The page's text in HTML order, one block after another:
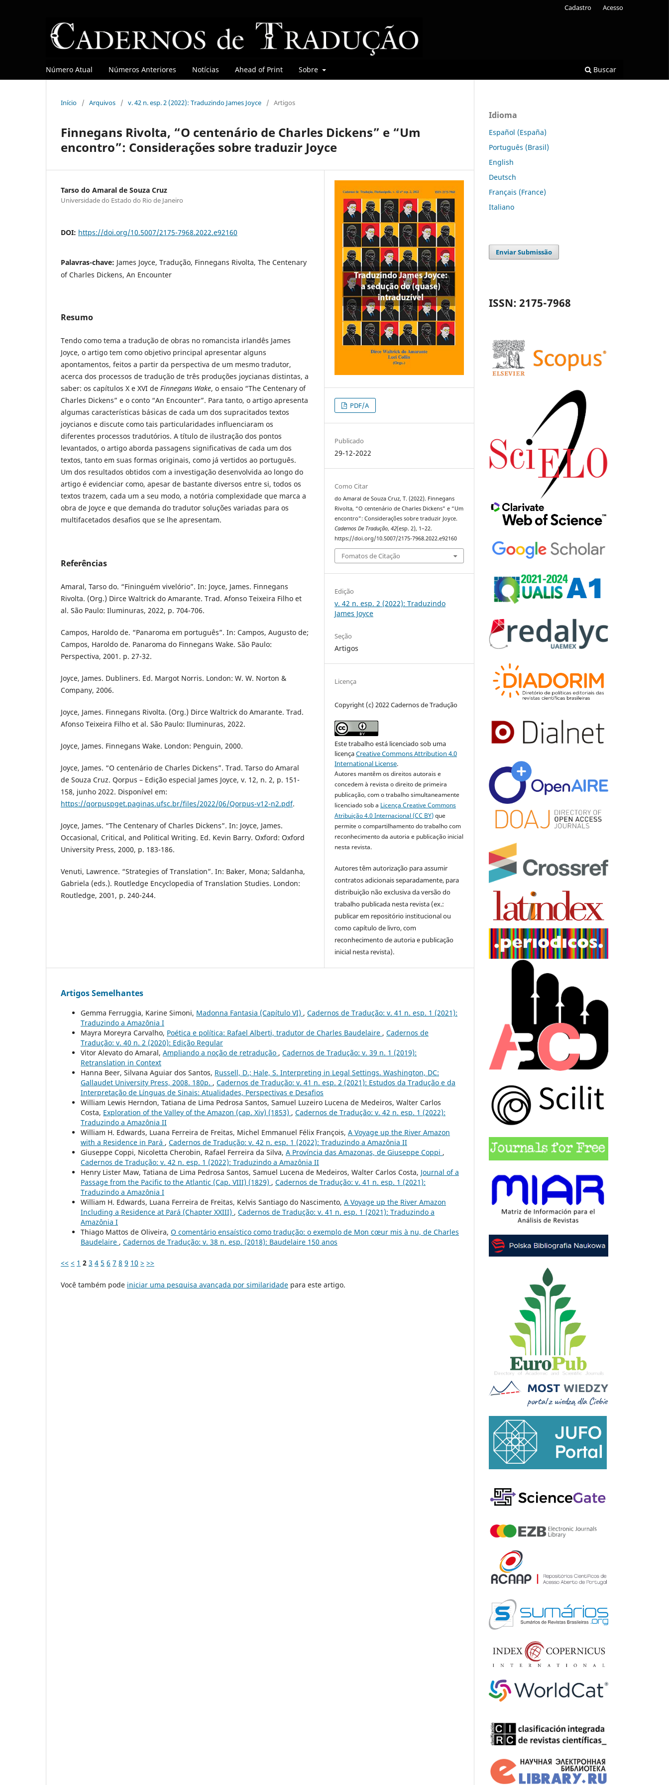
Número Atual Números Anteriores Notícias Ahead of Print Sobre Buscar
Cadastro Acesso
Início / Arquivos / v. 42 n. esp. 2 (2022): Traduzindo James Joyce / Artigos
Finnegans Rivolta, “O centenário de Charles Dickens” e “Um
encontro”: Considerações sobre traduzir Joyce
Tarso do Amaral de Souza Cruz
Universidade do Estado do Rio de Janeiro
DOI: https://doi.org/10.5007/2175-7968.2022.e92160
Palavras-chave: James Joyce, Tradução, Finnegans Rivolta, The Centenary
of Charles Dickens, An Encounter
Resumo
Tendo como tema a tradução de obras no romancista irlandês James
Joyce, o artigo tem como objetivo principal apresentar alguns
apontamentos, feitos a partir da perspectiva de um mesmo tradutor,
acerca dos processos de tradução de três produções joycianas distintas, a
saber: os capítulos X e XVI de Finnegans Wake, o ensaio “The Centenary of
Charles Dickens” e o conto “An Encounter”. Para tanto, o artigo apresenta
algumas características básicas de cada um dos supracitados textos
joycianos e discute como tais particularidades influenciaram os
diferentes processos tradutórios. A título de ilustração dos pontos
levantados, o artigo aborda passagens significativas de cada um dos
textos, tanto em suas formas originais, como já vertidos ao português.
Um dos resultados obtidos com a investigação desenvolvida ao longo do
artigo é evidenciar como, apesar de bastante diversos entre si, todos os
textos trazem, cada um a seu modo, a notória complexidade que marca a
obra de Joyce e que demanda do tradutor soluções variadas para os
multifacetados desafios que se lhe apresentam.
Referências
Amaral, Tarso do. “Fininguém vivelório”. In: Joyce, James. Finnegans
Rivolta. (Org.) Dirce Waltrick do Amarante. Trad. Afonso Teixeira Filho et
al. São Paulo: Iluminuras, 2022, p. 704-706.
Campos, Haroldo de. “Panaroma em português”. In: Campos, Augusto de;
Campos, Haroldo de. Panaroma do Finnegans Wake. São Paulo:
Perspectiva, 2001. p. 27-32.
Joyce, James. Dubliners. Ed. Margot Norris. London: W. W. Norton &
Company, 2006.
Joyce, James. Finnegans Rivolta. (Org.) Dirce Waltrick do Amarante. Trad.
Afonso Teixeira Filho et al. São Paulo: Iluminuras, 2022.
Joyce, James. Finnegans Wake. London: Penguin, 2000.
Joyce, James. “O centenário de Charles Dickens”. Trad. Tarso do Amaral
de Souza Cruz. Qorpus – Edição especial James Joyce, v. 12, n. 2, p. 151-
158, junho 2022. Disponível em:
https://qorpuspget.paginas.ufsc.br/files/2022/06/Qorpus-v12-n2.pdf.
Joyce, James. “The Centenary of Charles Dickens”. In: Joyce, James.
Occasional, Critical, and Political Writing. Ed. Kevin Barry. Oxford: Oxford
University Press, 2000, p. 183-186.
Venuti, Lawrence. “Strategies of Translation”. In: Baker, Mona; Saldanha,
Gabriela (eds.). Routledge Encyclopedia of Translation Studies. London:
Routledge, 2001, p. 240-244.
PDF/A
Publicado
29-12-2022
Como Citar
do Amaral de Souza Cruz, T. (2022). Finnegans
Rivolta, “O centenário de Charles Dickens” e “Um
encontro”: Considerações sobre traduzir Joyce.
Cadernos De Tradução,42(esp. 2), 1–22.
https://doi.org/10.5007/2175-7968.2022.e92160
Fomatos de Citação
Edição
v. 42 n. esp. 2 (2022): Traduzindo
James Joyce
Seção
Artigos
Licença
Copyright (c) 2022 Cadernos de Tradução
Este trabalho está licenciado sob uma
licençaCreative Commons Attribution 4.0
International License.
Autores mantêm os direitos autorais e
concedem à revista o direito de primeira
publicação, com o trabalho simultaneamente
licenciado sob a Licença Creative Commons
Atribuição 4.0 Internacional (CC BY)que
permite o compartilhamento do trabalho com
reconhecimento da autoria e publicação inicial
nesta revista.
Autores têm autorização para assumir
contratos adicionais separadamente, para
distribuição não exclusiva da versão do
trabalho publicada nesta revista (ex.:
publicar em repositório institucional ou
como capítulo de livro, com
reconhecimento de autoria e publicação
inicial nesta revista).
Artigos Semelhantes
Gemma Ferruggia, Karine Simoni, Madonna Fantasia (Capítulo VI) , Cadernos de Tradução: v. 41 n. esp. 1 (2021):
Traduzindo a Amazônia I
Mayra Moreyra Carvalho, Poética e política: Rafael Alberti, tradutor de Charles Baudelaire , Cadernos de
Tradução: v. 40 n. 2 (2020): Edição Regular
Vitor Alevato do Amaral, Ampliando a noção de retradução , Cadernos de Tradução: v. 39 n. 1 (2019):
Retranslation in Context
Hanna Beer, Silvana Aguiar dos Santos, Russell, D.; Hale, S. Interpreting in Legal Settings. Washington, DC:
Gallaudet University Press, 2008. 180p. , Cadernos de Tradução: v. 41 n. esp. 2 (2021): Estudos da Tradução e da
Interpretação de Línguas de Sinais: Atualidades, Perspectivas e Desafios
William Lewis Herndon, Tatiana de Lima Pedrosa Santos, Samuel Luzeiro Lucena de Medeiros, Walter Carlos
Costa, Exploration of the Valley of the Amazon (cap. Xiv) (1853) , Cadernos de Tradução: v. 42 n. esp. 1 (2022):
Traduzindo a Amazônia II
William H. Edwards, Luana Ferreira de Freitas, Michel Emmanuel Félix François, A Voyage up the River Amazon
with a Residence in Pará , Cadernos de Tradução: v. 42 n. esp. 1 (2022): Traduzindo a Amazônia II
Giuseppe Coppi, Nicoletta Cherobin, Rafael Ferreira da Silva, A Província das Amazonas, de Giuseppe Coppi ,
Cadernos de Tradução: v. 42 n. esp. 1 (2022): Traduzindo a Amazônia II
Henry Lister Maw, Tatiana de Lima Pedrosa Santos, Samuel Lucena de Medeiros, Walter Carlos Costa, Journal of a
Passage from the Pacific to the Atlantic (Cap. VIII) (1829) , Cadernos de Tradução: v. 41 n. esp. 1 (2021):
Traduzindo a Amazônia I
William H. Edwards, Luana Ferreira de Freitas, Kelvis Santiago do Nascimento, A Voyage up the River Amazon
Including a Residence at Pará (Chapter XXIII) , Cadernos de Tradução: v. 41 n. esp. 1 (2021): Traduzindo a
Amazônia I
Thiago Mattos de Oliveira, O comentário ensaístico como tradução: o exemplo de Mon cœur mis à nu, de Charles
Baudelaire , Cadernos de Tradução: v. 38 n. esp. (2018): Baudelaire 150 anos
<< < 1 2 3 4 5 6 7 8 9 10 > >>
Você também pode iniciar uma pesquisa avançada por similaridade para este artigo.
Idioma
Español (España)
Português (Brasil)
English
Deutsch
Français (France)
Italiano
Enviar Submissão
ISSN: 2175-7968